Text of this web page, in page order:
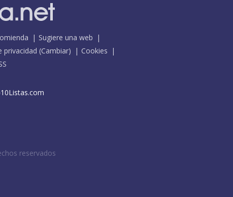
Sugiere una web
privacidad (Cambiar)
Cookies
reservados